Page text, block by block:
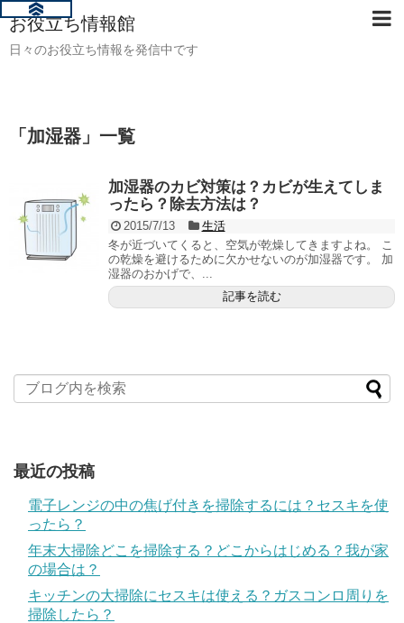
お役立ち情報館
日々のお役立ち情報を発信中です
「 加湿器 」 一覧
加湿器のカビ対策は？カビが生えてしま
ったら？除去方法は？
2015/7/13
生活
冬が近づいてくると、空気が乾燥してきますよね。 こ
の乾燥を避けるために欠かせないのが加湿器です。 加
湿器のおかげで、...
記事を読む
最近の投稿
電子レンジの中の焦げ付きを掃除するには？セスキを使
ったら？
年末大掃除どこを掃除する？どこからはじめる？我が家
の場合は？
キッチンの大掃除にセスキは使える？ガスコンロ周りを
掃除したら？